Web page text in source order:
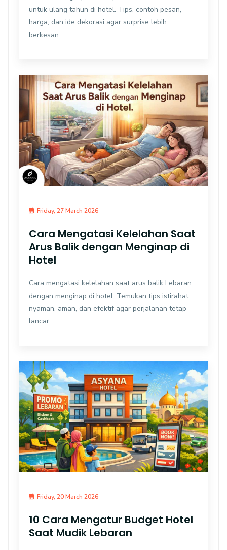
untuk ulang tahun di hotel. Tips, contoh pesan,
harga, dan ide dekorasi agar surprise lebih
berkesan.
Friday, 27 March 2026
Cara Mengatasi Kelelahan Saat
Arus Balik dengan Menginap di
Hotel
Cara mengatasi kelelahan saat arus balik Lebaran
dengan menginap di hotel. Temukan tips istirahat
nyaman, aman, dan efektif agar perjalanan tetap
lancar.
Friday, 20 March 2026
10 Cara Mengatur Budget Hotel
Saat Mudik Lebaran